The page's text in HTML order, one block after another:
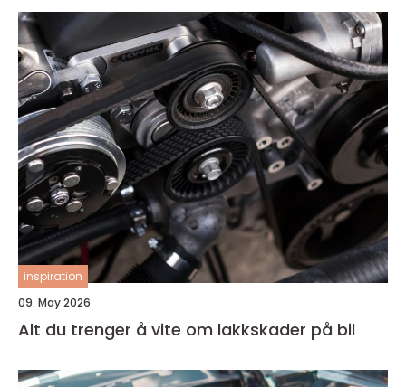
inspiration
09. May 2026
Alt du trenger å vite om lakkskader på bil